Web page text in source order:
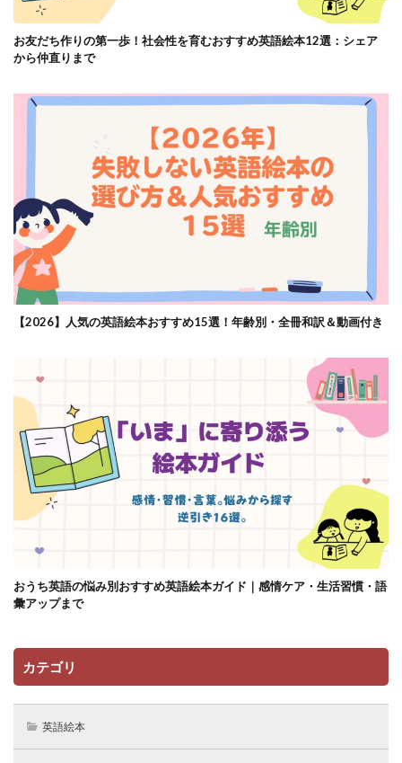
お友だち作りの第一歩！社会性を育むおすすめ英語絵本12選：シェア
から仲直りまで
【2026】人気の英語絵本おすすめ15選！年齢別・全冊和訳＆動画付き
おうち英語の悩み別おすすめ英語絵本ガイド｜感情ケア・生活習慣・語
彙アップまで
カテゴリ
英語絵本